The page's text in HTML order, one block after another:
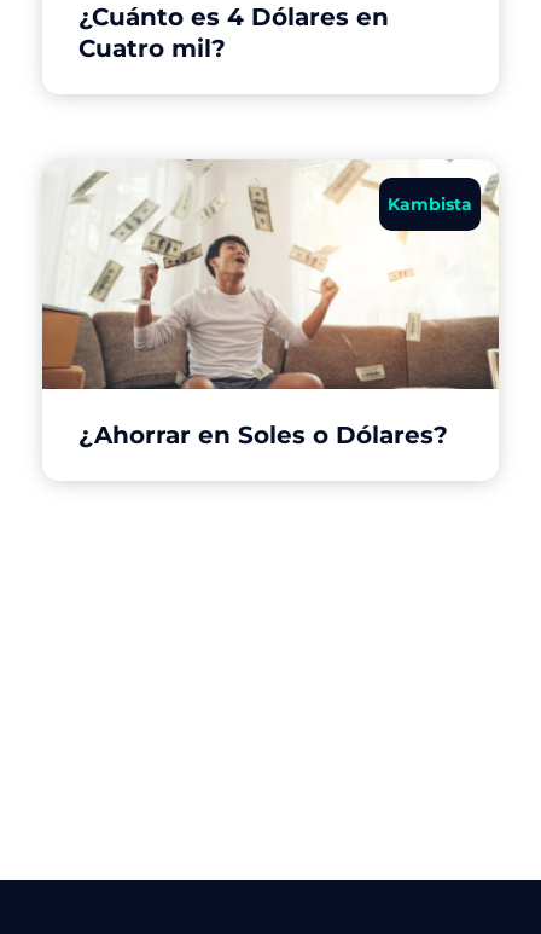
¿Cuánto es 4 Dólares en
Cuatro mil?
Kambista
¿Ahorrar en Soles o Dólares?